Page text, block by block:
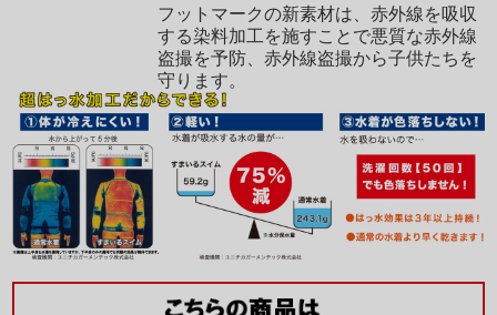
フットマークの新素材は、赤外線を吸収
する染料加工を施すことで悪質な赤外線
盗撮を予防、赤外線盗撮から子供たちを
守ります。